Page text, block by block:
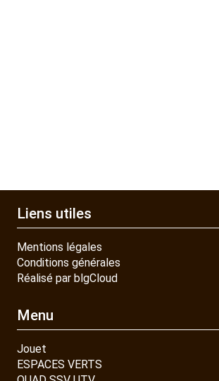
Liens utiles
Mentions légales
Conditions générales
Réalisé par blgCloud
Menu
Jouet
ESPACES VERTS